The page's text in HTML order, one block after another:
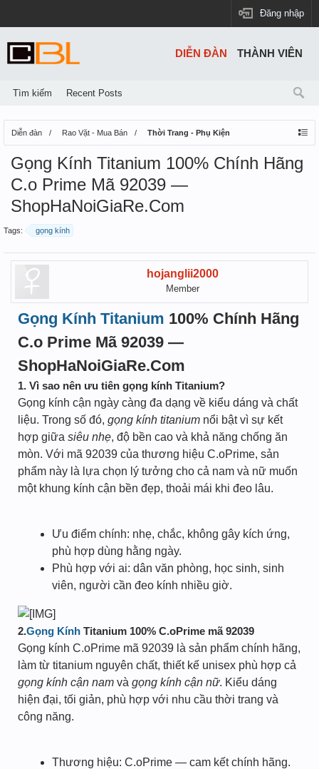
Đăng nhập
Diễn đàn Rao Vặt - Mua Bán Thời Trang - Phụ Kiện
Gọng Kính Titanium 100% Chính Hãng
C.o Prime Mã 92039 —
ShopHaNoiGiaRe.Com
Tags: gọng kính
hojanglii2000
Member
Gọng Kính Titanium 100% Chính Hãng
C.o Prime Mã 92039 —
ShopHaNoiGiaRe.Com
1. Vì sao nên ưu tiên gọng kính Titanium?
Gọng kính cận ngày càng đa dạng về kiểu dáng và chất
liệu. Trong số đó, gọng kính titanium nổi bật vì sự kết
hợp giữa siêu nhẹ, độ bền cao và khả năng chống ăn
mòn. Với mã 92039 của thương hiệu C.oPrime, sản
phẩm này là lựa chọn lý tưởng cho cả nam và nữ muốn
một khung kính cận bền đẹp, thoải mái khi đeo lâu.
Ưu điểm chính: nhẹ, chắc, không gây kích ứng,
phù hợp dùng hằng ngày.
Phù hợp với ai: dân văn phòng, học sinh, sinh
viên, người cần đeo kính nhiều giờ.
2.Gọng Kính Titanium 100% C.oPrime mã 92039
Gọng kính C.oPrime mã 92039 là sản phẩm chính hãng,
làm từ titanium nguyên chất, thiết kế unisex phù hợp cả
gọng kính cận nam và gọng kính cận nữ. Kiểu dáng
hiện đại, tối giản, phù hợp với nhu cầu thời trang và
công năng.
Thương hiệu: C.oPrime — cam kết chính hãng.
DIỄN ĐÀN
Tìm kiếm Recent Posts
THÀNH VIÊN